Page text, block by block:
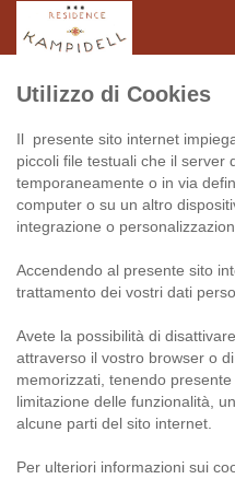
Utilizzo di Cookies
Il presente sito internet
piccoli file testuali che il server
temporaneamente o in via
computer o su un altro
integrazione o
Accendendo al presente sito
trattamento dei vostri dati
Avete la possibilità di
attraverso il vostro browser o
memorizzati, tenendo
limitazione delle funzionalità,
alcune parti del sito internet.
Per ulteriori informazioni sui